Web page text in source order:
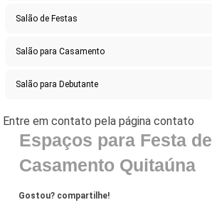
Salão de Festas
Salão para Casamento
Salão para Debutante
Espaços para Festa de
Casamento Quitaúna
Gostou? compartilhe!